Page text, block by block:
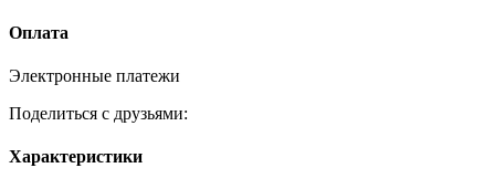
Оплата
Электронные платежи
Поделиться с друзьями:
Характеристики